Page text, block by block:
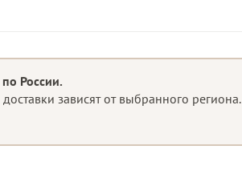
России.
зависят от выбранного региона.